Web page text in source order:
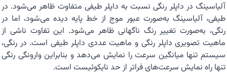
آلیاسینگ در داپلر رنگی نسبت به داپلر طیفی متفاوت ظاهر می‌شود. در
طیفی، آلیاسینگ به‌صورت عبور موج از خط پایه دیده می‌شود، اما در
رنگی، به‌صورت تغییر رنگ ناگهانی ظاهر می‌شود. این تفاوت ناشی از
ماهیت تصویری داپلر رنگی و ماهیت عددی داپلر طیفی است. در رنگی،
سیستم تنها میانگین سرعت را نمایش می‌دهد و بنابراین وارونگی رنگی
تنها راه نمایش سرعت‌های فراتر از حد نایکوئیست است.